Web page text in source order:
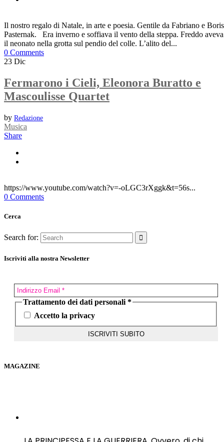
Il nostro regalo di Natale, in arte e poesia. Gentile da Fabriano e Boris
Pasternak. Era inverno e soffiava il vento della steppa. Freddo aveva
il neonato nella grotta sul pendio del colle. L’alito del...
0 Comments
23 Dic
Fermarono i Cieli, Eleonora Buratto e
Mascoulisse Quartet
by Redazione
Musica
Share
https://www.youtube.com/watch?v=-oLGC3rXggk&t=56s...
0 Comments
Cerca
Search for:
Iscriviti alla nostra Newsletter
Trattamento dei dati personali *
Accetto la privacy
MAGAZINE